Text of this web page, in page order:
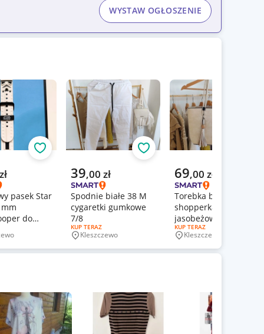
zł
pasek Star
do
Obserwuj
Aktualna cena
39,00 zł
Spodnie białe 38 M
cygaretki gumkowe
7/8
RODZAJ OFERTY:
KUP TERAZ
Miejscowość
Kleszczewo
Obserwuj
Aktualna cena
69,00 zł
Torebka beżowa
shopperka
jasobeżowa torba
pojemna Gallantry
Paris
RODZAJ OFERTY:
KUP TERAZ
Miejscowość
Kleszczewo
WYSTAW OGŁOSZENIE